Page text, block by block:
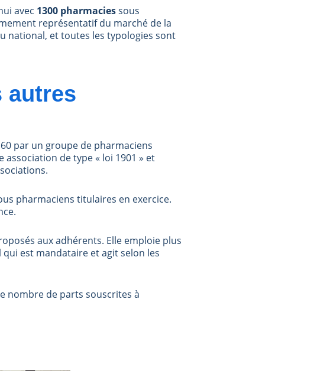
avec 1300 pharmaciessous
représentatif du marché de la
national, et toutes les typologies sont
autres
par un groupe de pharmaciens
association de type « loi 1901 » et
pharmaciens titulaires en exercice.
aux adhérents. Elle emploie plus
est mandataire et agit selon les
nombre de parts souscrites à